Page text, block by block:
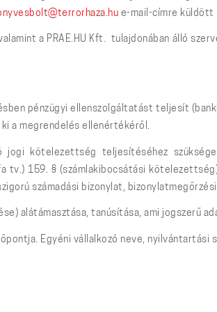
e-mail-címre küldött
a PRAE.HU Kft. tulajdonában álló
pénzügyi ellenszolgáltatást teljesít
a megrendelés ellenértékéről.
jogi kötelezettség teljesítéséhez
tv.) 159. § (számlakibocsátási
számadási bizonylat,
alátámasztása, tanúsítása, ami jogszerű
Egyéni vállalkozó neve, nyilvántartási